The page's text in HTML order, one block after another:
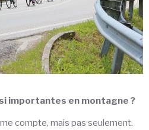
importantes en montagne ?
compte, mais pas seulement.